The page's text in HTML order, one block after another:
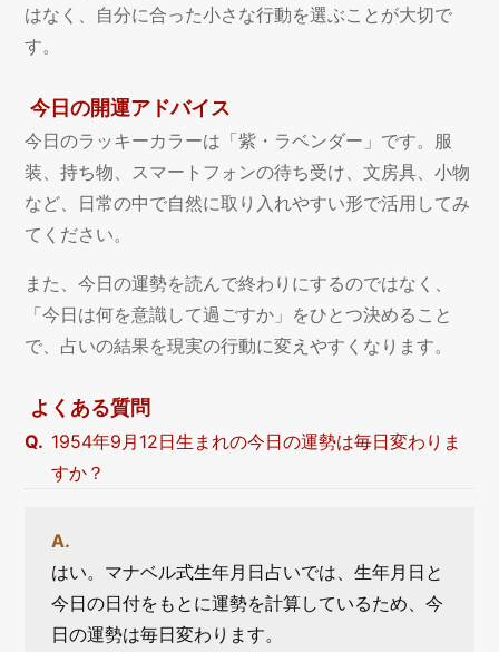
はなく、自分に合った小さな行動を選ぶことが大切で
す。
今日の開運アドバイス
今日のラッキーカラーは「紫・ラベンダー」です。服
装、持ち物、スマートフォンの待ち受け、文房具、小物
など、日常の中で自然に取り入れやすい形で活用してみ
てください。
また、今日の運勢を読んで終わりにするのではなく、
「今日は何を意識して過ごすか」をひとつ決めること
で、占いの結果を現実の行動に変えやすくなります。
よくある質問
1954年9月12日生まれの今日の運勢は毎日変わりま
すか？
はい。マナベル式生年月日占いでは、生年月日と
今日の日付をもとに運勢を計算しているため、今
日の運勢は毎日変わります。